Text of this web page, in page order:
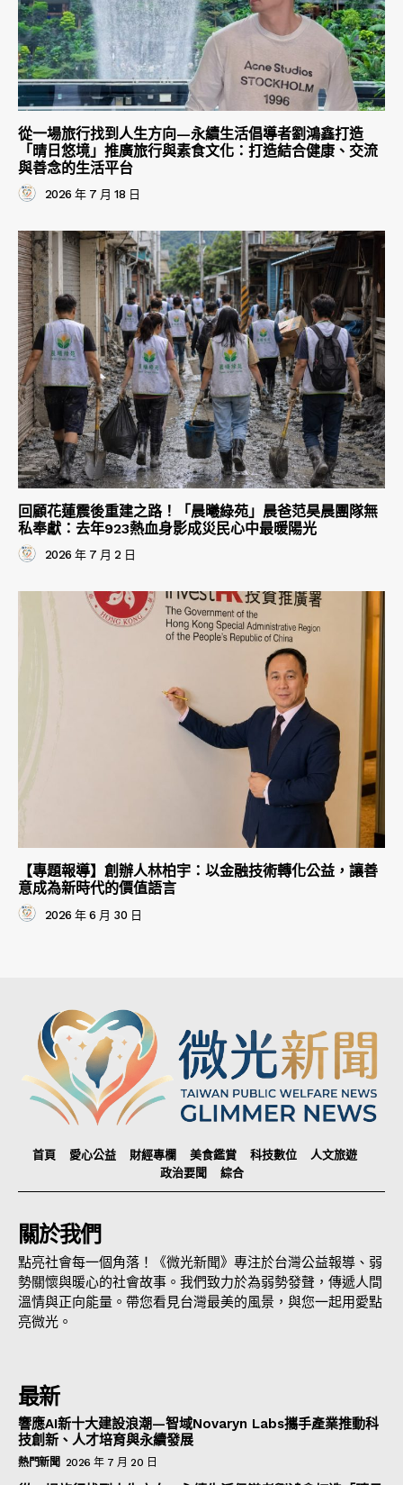
從一場旅行找到人生方向—永續生活倡導者劉鴻鑫打造
「晴日悠境」推廣旅行與素食文化：打造結合健康、交流
與善念的生活平台
2026 年 7 月 18 日
回顧花蓮震後重建之路！「晨曦綠苑」晨爸范昊晨團隊無
私奉獻：去年923熱血身影成災民心中最暖陽光
2026 年 7 月 2 日
【專題報導】創辦人林柏宇：以金融技術轉化公益，讓善
意成為新時代的價值語言
2026 年 6 月 30 日
首頁 愛心公益 財經專欄 美食鑑賞 科技數位
人文旅遊
政治要聞
綜合
關於我們
點亮社會每一個角落！《微光新聞》專注於台灣公益報導、弱
勢關懷與暖心的社會故事。我們致力於為弱勢發聲，傳遞人間
溫情與正向能量。帶您看見台灣最美的風景，與您一起用愛點
亮微光。
最新
響應AI新十大建設浪潮—智域Novaryn Labs攜手產業推動科
技創新、人才培育與永續發展
熱門新聞 2026 年 7 月 20 日